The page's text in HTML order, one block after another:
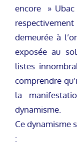
encore »
demeurée à
exposée au
listes
comprendre
la
dynamisme.
Ce dynamisme
: